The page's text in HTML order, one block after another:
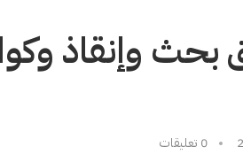
بحث وإنقاذ
0 تعليقات